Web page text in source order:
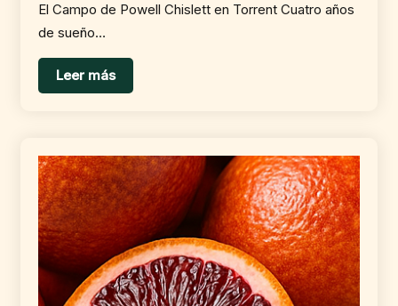
El Campo de Powell Chislett en Torrent Cuatro años
de sueño…
Leer más